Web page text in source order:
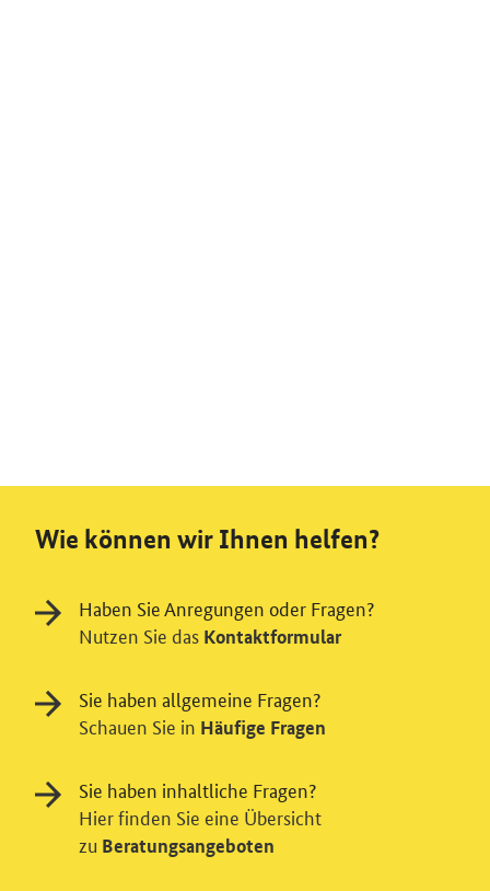
Wie können wir Ihnen helfen?
Haben Sie Anregungen oder Fragen?
Nutzen Sie das Kontaktformular
Sie haben allgemeine Fragen?
Schauen Sie in Häufige Fragen
Sie haben inhaltliche Fragen?
Hier finden Sie eine Übersicht
zu Beratungsangeboten